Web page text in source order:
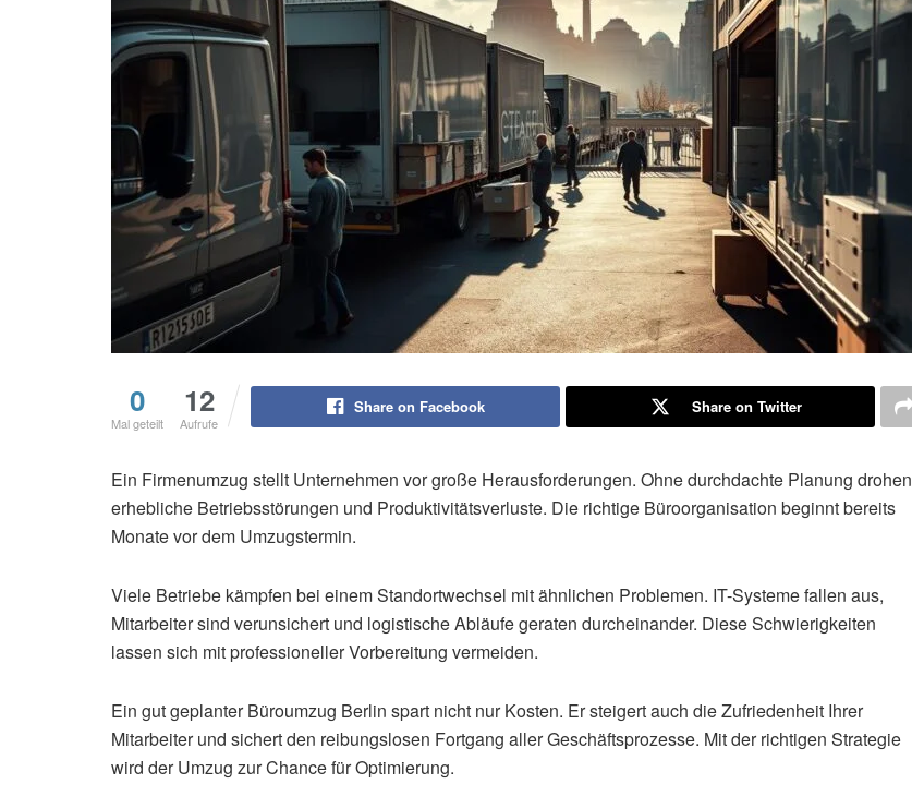
0
Mal geteilt
12
Aufrufe
Share on Facebook Share on Twitter
Ein Firmenumzug stellt Unternehmen vor große Herausforderungen. Ohne durchdachte Planung drohen
erhebliche Betriebsstörungen und Produktivitätsverluste. Die richtige Büroorganisation beginnt bereits
Monate vor dem Umzugstermin.
Viele Betriebe kämpfen bei einem Standortwechsel mit ähnlichen Problemen. IT-Systeme fallen aus,
Mitarbeiter sind verunsichert und logistische Abläufe geraten durcheinander. Diese Schwierigkeiten
lassen sich mit professioneller Vorbereitung vermeiden.
Ein gut geplanter Büroumzug Berlin spart nicht nur Kosten. Er steigert auch die Zufriedenheit Ihrer
Mitarbeiter und sichert den reibungslosen Fortgang aller Geschäftsprozesse. Mit der richtigen Strategie
wird der Umzug zur Chance für Optimierung.